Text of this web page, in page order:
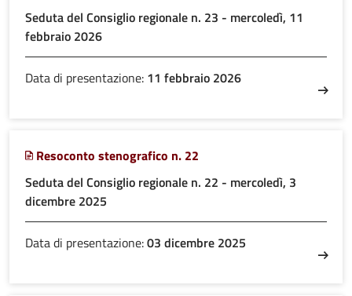
Seduta del Consiglio regionale n. 23 - mercoledì, 11
febbraio 2026
Data di presentazione: 11 febbraio 2026
Resoconto stenografico n. 22
Seduta del Consiglio regionale n. 22 - mercoledì, 3
dicembre 2025
Data di presentazione:03 dicembre 2025